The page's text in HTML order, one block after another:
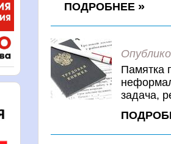
ПОДРОБНЕЕ
Памятка
задача,